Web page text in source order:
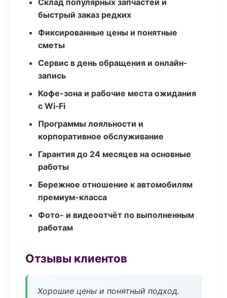
Склад популярных запчастей и
быстрый заказ редких
Фиксированные цены и понятные
сметы
Сервис в день обращения и онлайн-
запись
Кофе-зона и рабочие места ожидания
с Wi‑Fi
Программы лояльности и
корпоративное обслуживание
Гарантия до 24 месяцев на основные
работы
Бережное отношение к автомобилям
премиум-класса
Фото- и видеоотчёт по выполненным
работам
Отзывы клиентов
Хорошие цены и понятный подход.